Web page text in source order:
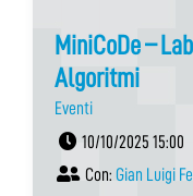
MiniCoDe –
Algoritmi
Eventi
10/10/2025 15:00
Con: Gian Luigi